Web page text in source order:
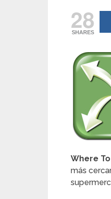
28
SHARES
Where To
más